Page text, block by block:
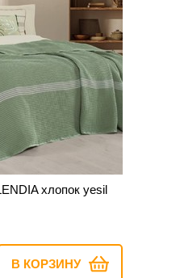
хлопок yesil
В КОРЗИНУ